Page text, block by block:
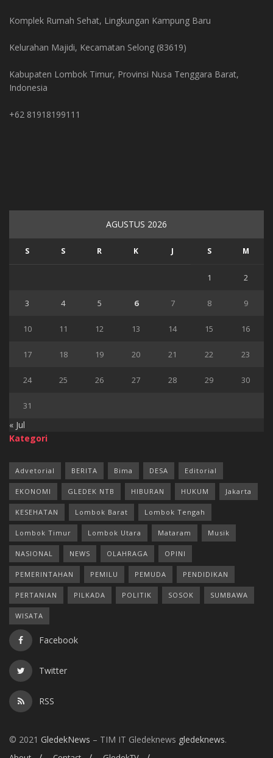
Komplek Rumah Sehat, Lingkungan Kampung Baru
Kelurahan Majidi, Kecamatan Selong (83619)
Kabupaten Lombok Timur, Provinsi Nusa Tenggara Barat,
Indonesia
+62 81918199111
AGUSTUS 2026
S S R K J S M
1 2
3 4 5 6 7 8 9
10 11 12 13 14 15 16
17 18 19 20 21 22 23
24 25 26 27 28 29 30
31
« Jul
Kategori
Advetorial BERITA Bima DESA Editorial
EKONOMI GLEDEK NTB HIBURAN HUKUM Jakarta
KESEHATAN Lombok Barat Lombok Tengah
Lombok Timur Lombok Utara Mataram Musik
NASIONAL NEWS OLAHRAGA OPINI
PEMERINTAHAN PEMILU PEMUDA PENDIDIKAN
PERTANIAN PILKADA POLITIK SOSOK SUMBAWA
WISATA
Facebook
Twitter
RSS
© 2021 GledekNews – TIM IT Gledeknews gledeknews.